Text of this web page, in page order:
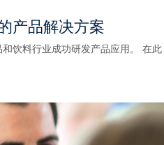
产品解决方案
饮料行业成功研发产品应用。 在